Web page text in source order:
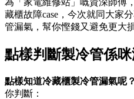
藏櫃故障case，今次就同大家
管漏氣，幫你慳錢又避免更大損
點樣判斷製冷管係咪
點樣知道冷藏櫃製冷管漏氣呢？
你判斷：